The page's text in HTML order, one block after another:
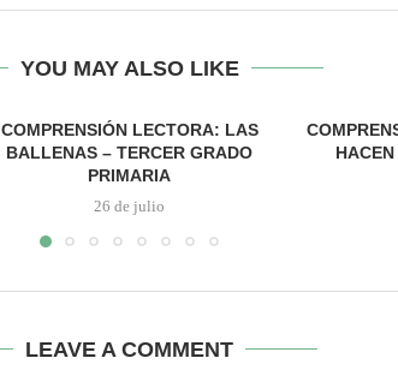
YOU MAY ALSO LIKE
COMPRENSIÓN LECTORA: LAS
BALLENAS – TERCER GRADO
PRIMARIA
26 de julio
LEAVE A COMMENT